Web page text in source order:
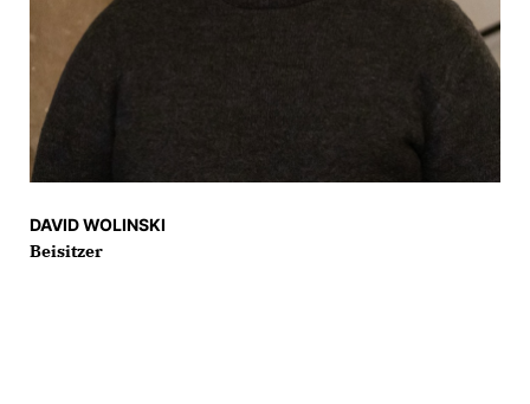
DAVID WOLINSKI
Beisitzer